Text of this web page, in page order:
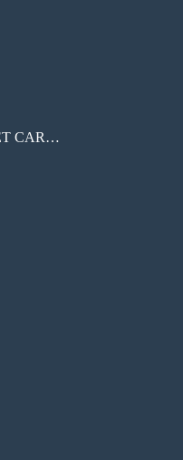
AIRBUGGY.PET CARRIAGEルーフ 取扱説明書